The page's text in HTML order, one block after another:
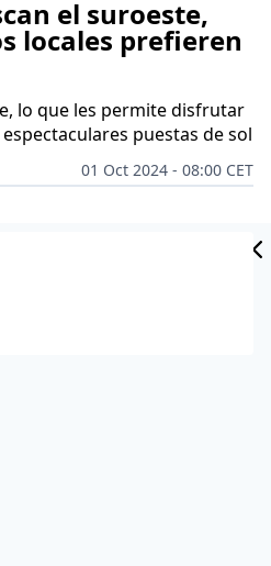
el suroeste,
locales prefieren
lo que les permite disfrutar
puestas de sol
01 Oct 2024 - 08:00 CET